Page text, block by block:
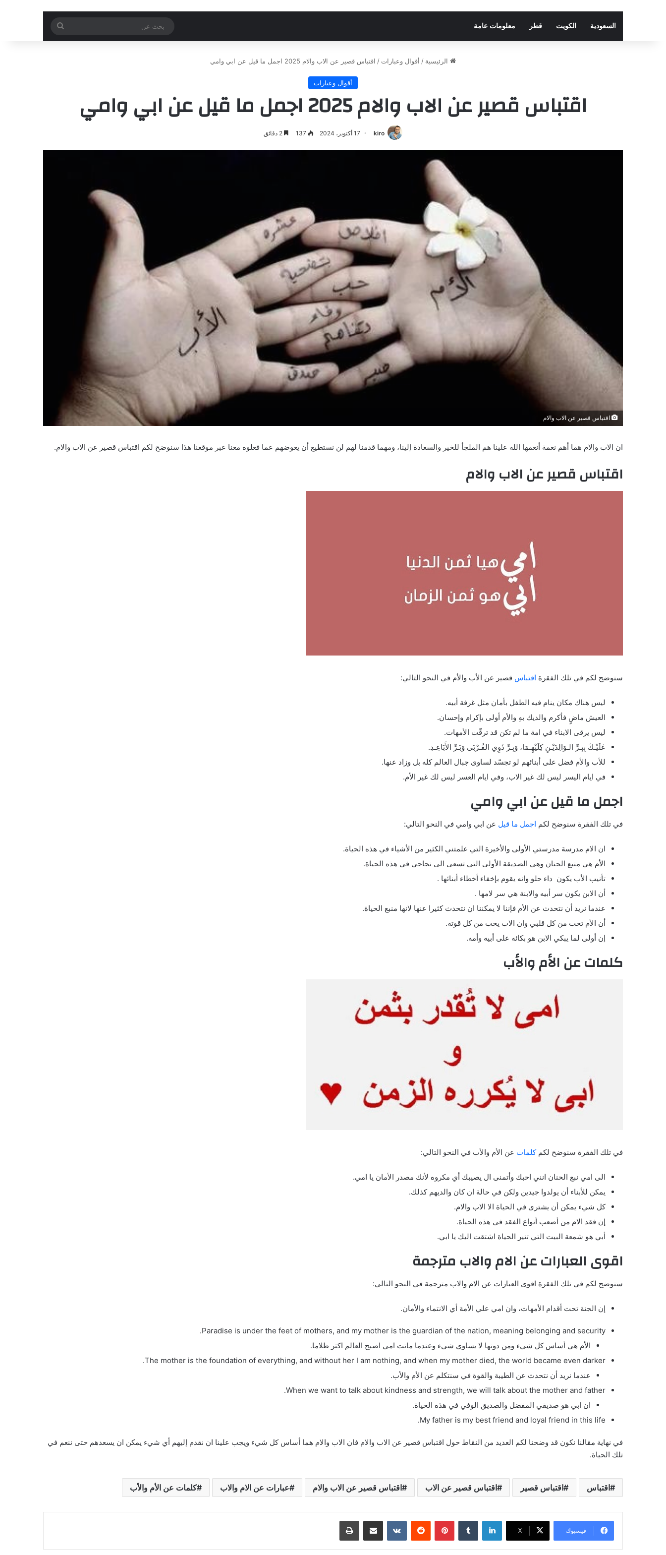
السعودية الكويت قطر معلومات عامة
عن
الرئيسية / أقوال وعبارات / اقتباس قصير عن الاب والام 2025 اجمل ما قيل عن ابي وامي
أقوال وعبارات
اقتباس قصير عن الاب والام 2025 اجمل ما قيل عن ابي وامي
kiro 17 أكتوبر، 2024 137
اقتباس قصير عن الاب والام
ان الاب والام هما أهم نعمة أنعمها الله علينا هم الملجأ للخير والسعادة إلينا، ومهما قدمنا لهم لن نستطيع أن يعوضهم عما فعلوه معنا عبر موقعنا هذا سنوضح لكم اقتباس قصير عن الاب والام.
اقتباس قصير عن الاب والام
سنوضح لكم في تلك الفقرة اقتباس قصير عن الأب والأم في النحو التالي:
ليس هناك مكان ينام فيه الطفل بأمان مثل غرفة أبيه.
العيش ماضٍ فأكرم والديك بهِ والأم أولى بإكرام وإحسان.
ليس يرقى الابناء في امة ما لم تكن قد ترقّت الأمهات.
عَلَيْـكَ بِبِـرِّ الـوَالِدَيْـنِ كِلَيْهِـمَا، وَبِـرِّ ذَوِي القُـرْبَى وَبَـرِّ الأَبَاعِـدِ.
للأب والأم فضل على أبنائهم لو تجسّد لساوى جبال العالم كله بل وزاد عنها.
في ايام اليسر ليس لك غير الاب، وفي ايام العسر ليس لك غير الأم.
اجمل ما قيل عن ابي وامي
في تلك الفقرة سنوضح لكم اجمل ما قيل عن ابي وامي في النحو التالي:
ان الام مدرسة مدرستي الأولى والأخيرة التي علمتني الكثير من الأشياء في هذه الحياة.
الأم هي منبع الحنان وهي الصديقة الأولى التي تسعى الى نجاحي في هذه الحياة.
تأنيب الأب يكون داء حلو وانه يقوم بإخفاء أخطاء أبنائها .
أن الابن يكون سر أبيه والابنة هي سر لامها .
عندما نريد أن نتحدث عن الأم فإننا لا يمكننا ان نتحدث كثيرا عنها لانها منبع الحياة.
أن الأم تحب من كل قلبي وان الاب يحب من كل قوته.
إن أولى لما يبكي الابن هو بكائه على أبيه وأمه.
كلمات عن الأم والأب
في تلك الفقرة سنوضح لكمكلمات عن الأم والأب في النحو التالي:
الى امي نبع الحنان انني احبك وأتمنى ال يصيبك أي مكروه لأنك مصدر الأمان يا امي.
يمكن للأبناء أن يولدوا جيدين ولكن في حالة ان كان والديهم كذلك.
كل شيء يمكن أن يشترى في الحياة الا الاب والام.
إن فقد الام من أصعب أنواع الفقد في هذه الحياة.
أبي هو شمعة البيت التي تنير الحياة اشتقت اليك يا ابي.
اقوى العبارات عن الام والاب مترجمة
سنوضح لكم في تلك الفقرة اقوى العبارات عن الام والاب مترجمة في النحو التالي:
إن الجنة تحت أقدام الأمهات، وان امي علي الأمة أي الانتماء والأمان.
Paradise is under the feet of mothers, and my mother is the guardian of the nation, meaning belonging and security.
الأم هي أساس كل شيء ومن دونها لا يساوي شيء وعندما ماتت امي اصبح العالم اكثر ظلاما.
The mother is the foundation of everything, and without her I am nothing, and when my mother died, the world became even darker.
عندما نريد أن نتحدث عن الطيبة والقوة في سنتكلم عن الأم والأب.
When we want to talk about kindness and strength, we will talk about the mother and father.
ان ابي هو صديقي المفضل والصديق الوفي في هذه الحياة.
My father is my best friend and loyal friend in this life.
في نهاية مقالنا نكون قد وضحنا لكم العديد من النقاط حول اقتباس قصير عن الاب والام فان الاب والام هما أساس كل شيء ويجب علينا ان نقدم إليهم أي شيء يمكن ان يسعدهم حتى ننعم في
تلك الحياة.
اقتباس اقتباس قصير اقتباس قصير عن الاب اقتباس قصير عن الاب والام عبارات عن الام والاب كلمات عن الأم والأب
فيسبوك ‫X
لينكدإن بينتيريست